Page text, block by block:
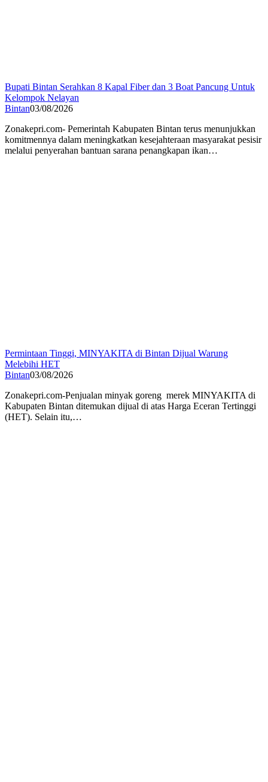
Bupati Bintan Serahkan 8 Kapal Fiber dan 3 Boat Pancung Untuk
Kelompok Nelayan
Bintan03/08/2026
Zonakepri.com- Pemerintah Kabupaten Bintan terus menunjukkan
komitmennya dalam meningkatkan kesejahteraan masyarakat pesisir
melalui penyerahan bantuan sarana penangkapan ikan…
Permintaan Tinggi, MINYAKITA di Bintan Dijual Warung
Melebihi HET
Bintan03/08/2026
Zonakepri.com-Penjualan minyak goreng merek MINYAKITA di
Kabupaten Bintan ditemukan dijual di atas Harga Eceran Tertinggi
(HET). Selain itu,…